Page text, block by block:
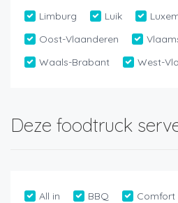
Limburg
Luik
Oost-Vlaanderen
Waals-Brabant
West-
Deze foodtruck
All in BBQ Comfort